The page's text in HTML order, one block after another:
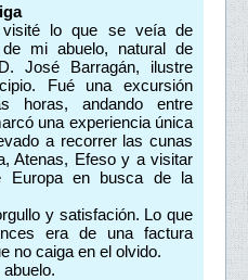
lo que se veía de
de mi abuelo, natural de
José Barragán, ilustre
Fué una excursión
horas, andando entre
una experiencia única
a recorrer las cunas
Atenas, Efeso y a visitar
Europa en busca de la
y satisfación. Lo que
era de una factura
no caiga en el olvido.